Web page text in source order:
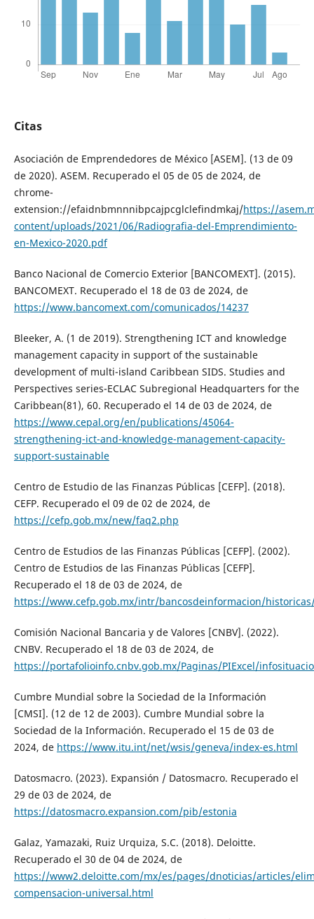
Citas
Asociación de Emprendedores de México [ASEM]. (13 de 09
de 2020). ASEM. Recuperado el 05 de 05 de 2024, de
chrome-
extension://efaidnbmnnnibpcajpcglclefindmkaj/https://
content/uploads/2021/06/Radiografia-del-Emprendimiento-
en-Mexico-2020.pdf
Banco Nacional de Comercio Exterior [BANCOMEXT]. (2015).
BANCOMEXT. Recuperado el 18 de 03 de 2024, de
https://www.bancomext.com/comunicados/14237
Bleeker, A. (1 de 2019). Strengthening ICT and knowledge
management capacity in support of the sustainable
development of multi-island Caribbean SIDS. Studies and
Perspectives series-ECLAC Subregional Headquarters for the
Caribbean(81), 60. Recuperado el 14 de 03 de 2024, de
https://www.cepal.org/en/publications/45064-
strengthening-ict-and-knowledge-management-capacity-
support-sustainable
Centro de Estudio de las Finanzas Públicas [CEFP]. (2018).
CEFP. Recuperado el 09 de 02 de 2024, de
https://cefp.gob.mx/new/faq2.php
Centro de Estudios de las Finanzas Públicas [CEFP]. (2002).
Centro de Estudios de las Finanzas Públicas [CEFP].
Recuperado el 18 de 03 de 2024, de
https://www.cefp.gob.mx/intr/bancosdeinformacion/historicas/
Comisión Nacional Bancaria y de Valores [CNBV]. (2022).
CNBV. Recuperado el 18 de 03 de 2024, de
https://portafolioinfo.cnbv.gob.mx/Paginas/PIExcel/
Cumbre Mundial sobre la Sociedad de la Información
[CMSI]. (12 de 12 de 2003). Cumbre Mundial sobre la
Sociedad de la Información. Recuperado el 15 de 03 de
2024, de https://www.itu.int/net/wsis/geneva/index-es.html
Datosmacro. (2023). Expansión / Datosmacro. Recuperado el
29 de 03 de 2024, de
https://datosmacro.expansion.com/pib/estonia
Galaz, Yamazaki, Ruiz Urquiza, S.C. (2018). Deloitte.
Recuperado el 30 de 04 de 2024, de
https://www2.deloitte.com/mx/es/pages/dnoticias/articles/
compensacion-universal.html